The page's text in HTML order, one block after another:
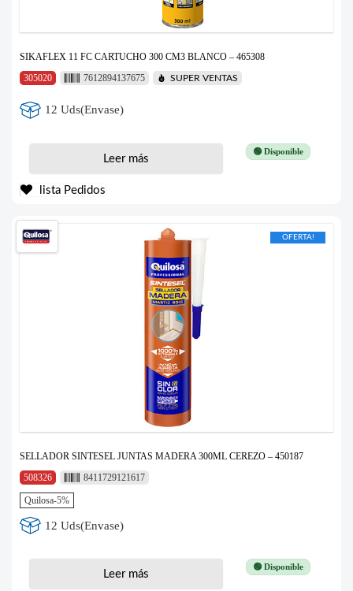
SIKAFLEX 11 FC CARTUCHO 300 CM3 BLANCO – 465308
305020
7612894137675 SUPER VENTAS
12 Uds(Envase)
🟢 Disponible
Leer más
lista Pedidos
OFERTA!
SELLADOR SINTESEL JUNTAS MADERA 300ML CEREZO – 450187
508326
8411729121617
Quilosa-5%
12 Uds(Envase)
🟢 Disponible
Leer más